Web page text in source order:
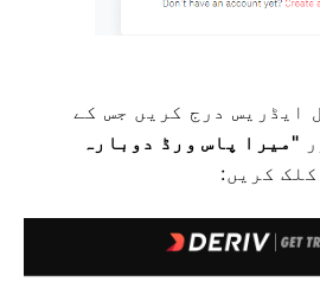
ایڈریس درج کریں جس کے
"میرا پاس ورڈ دوبارہ
کریں: